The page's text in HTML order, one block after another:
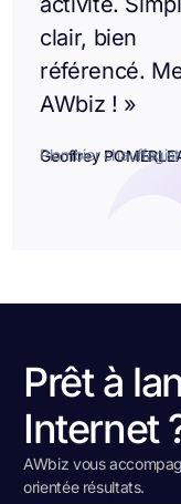
clair, bien
référencé.
AWbiz ! »
Geoffrey
Plombier
Prêt à
Internet
AWbiz vous
orientée résultats.